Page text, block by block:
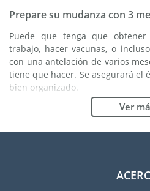
Prepare su mudanza con 3
Puede que tenga que
trabajo, hacer vacunas, o
con una antelación de varios
tiene que hacer. Se asegurará el
bien organizado.
Elija la buena empresa de
Los servicios de una buena
mudanzas en las cuales
Ver